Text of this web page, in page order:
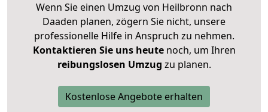
Wenn Sie einen Umzug von Heilbronn nach
Daaden planen, zögern Sie nicht, unsere
professionelle Hilfe in Anspruch zu nehmen.
Kontaktieren Sie uns heutenoch, um Ihren
reibungslosen Umzug zu planen.
Kostenlose Angebote erhalten